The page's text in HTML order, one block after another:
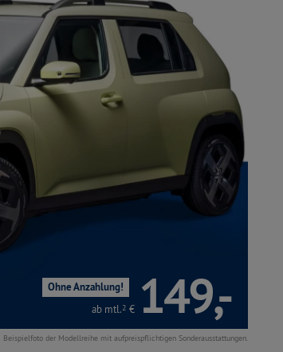
ab mtl.2 €
Ohne Anzahlung! 149,-
Beispielfoto der Modellreihe mit aufpreispflichtigen Sonderausstattungen.